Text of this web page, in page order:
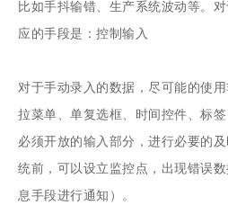
比如手抖输错、生产系统波动等。
应的手段是：控制输入
对于手动录入的数据，尽可能的使
拉菜单、单复选框、时间控件、标
必须开放的输入部分，进行必要的
统前，可以设立监控点，出现错误
息手段进行通知）。